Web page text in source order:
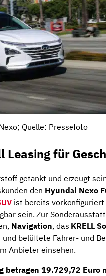
Quelle: Pressefoto
Leasing für
getankt und erzeugt
den Hyundai Nexo
ist bereits vorkonfiguriert
sein. Zur
Navigation, das KRELL
belüftete Fahrer- und
Anbieter einsehen.
betragen 19.729,72 Euro